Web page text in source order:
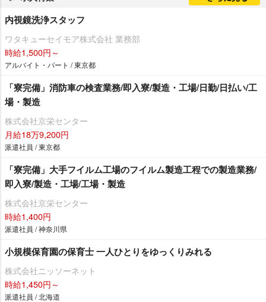
内視鏡洗浄スタッフ
ワタキューセイモア株式会社 業務部
時給1,500円～
アルバイト・パート / 東京都
「寮完備」消防車の検査業務/即入寮/製造・工場/日勤/日払い/工
場・製造
株式会社京栄センター
月給18万9,200円
派遣社員 / 東京都
「寮完備」大手フイルム工場のフイルム製造工程での製造業務/
即入寮/製造・工場/工場・製造
株式会社京栄センター
時給1,400円
派遣社員 / 神奈川県
小規模保育園の保育士 一人ひとりをゆっくりみれる
株式会社ニッソーネット
時給1,450円～
派遣社員 / 北海道